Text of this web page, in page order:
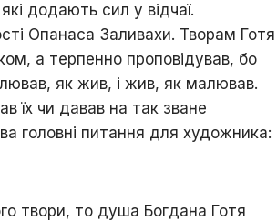
додають сил у відчаї.
Опанаса Заливахи. Творам Готя
а терпенно проповідував, бо
як жив, і жив, як малював.
їх чи давав на так зване
головні питання для художника:
твори, то душа Богдана Готя